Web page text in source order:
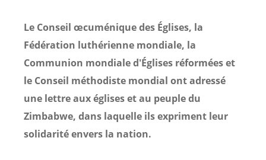
Le Conseil œcuménique des Églises, la
Fédération luthérienne mondiale, la
Communion mondiale d'Églises réformées et
le Conseil méthodiste mondial ont adressé
une lettre aux églises et au peuple du
Zimbabwe, dans laquelle ils expriment leur
solidarité envers la nation.